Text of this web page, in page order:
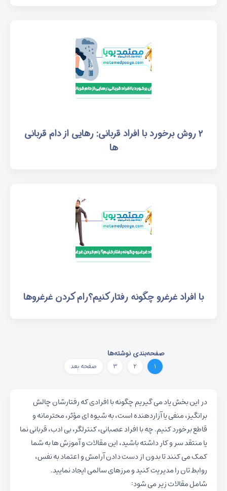
۲ روش برخورد با افراد قربانی: رهایی از دام قربانی
ها
با افراد غرغرو چگونه رفتار کنیم؟رام کردن غرغروها
در این بخش یاد می گیریم چگونه با افرادی که رفتارشان چالش
برانگیز، منفی یا آزاردهنده است، به شیوه ای مؤثر، محترمانه و
قاطع برخورد کنیم. چه با افراد عصبانی، کنترلگر، بی ادب، قربانی نما
یا منتقد سر و کار داشته باشید، این مقالات و آموزش ها به شما
کمک می کنند تا بدون از دست دادن آرامش و اعتماد به نفس،
روابط تان را مدیریت کنید و مرزهای سالمی ایجاد نمایید.
شامل مقالات زیر می شود: